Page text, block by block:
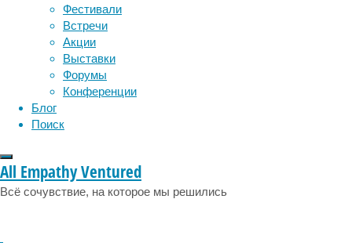
Фестивали
Встречи
Акции
Выставки
Форумы
Конференции
Блог
Поиск
All Empathy Ventured
Всё сочувствие, на которое мы решились
разобраться
аспектах
избежав
распространенных
ошибок
поведение
сон социальные проблемы
физиология
эмоции